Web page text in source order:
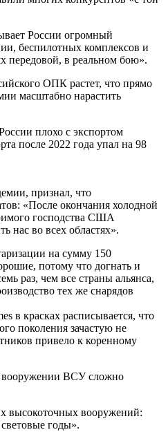
России огромный
беспилотных комплексов и
передовой, в реальном бою».
ОПК растет, что прямо
масштабно нарастить
плохо с экспортом
после 2022 года упал на 98
признал, что
«После окончания холодной
господства США
нас во всех областях».
на сумму 150
потому что догнать и
раз, чем все страны альянса,
тех же снарядов
в красках расписывается, что
поколения зачастую не
привело к коренному
вооружении ВСУ сложно
высокоточных вооружений:
годы».